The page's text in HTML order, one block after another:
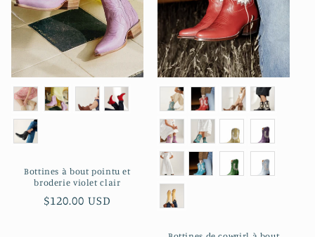
Bottines à bout pointu et
broderie violet clair
Prix
$120.00 USD